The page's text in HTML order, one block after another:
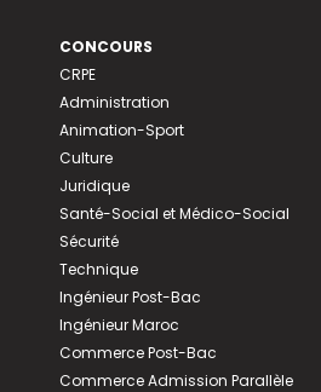
CONCOURS
CRPE
Administration
Animation-Sport
Culture
Juridique
Santé-Social et Médico-Social
Sécurité
Technique
Ingénieur Post-Bac
Ingénieur Maroc
Commerce Post-Bac
Commerce Admission Parallèle